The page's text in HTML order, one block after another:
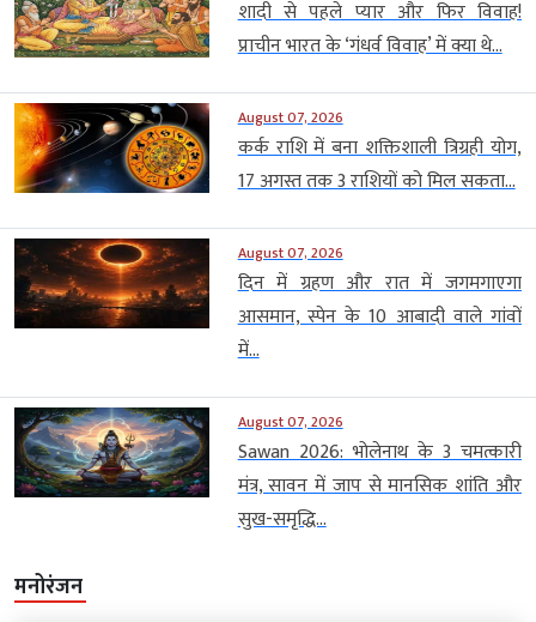
शादी से पहले प्यार और फिर विवाह!
प्राचीन भारत के ‘गंधर्व विवाह’ में क्या थे...
August 07, 2026
कर्क राशि में बना शक्तिशाली त्रिग्रही योग,
17 अगस्त तक 3 राशियों को मिल सकता...
August 07, 2026
दिन में ग्रहण और रात में जगमगाएगा
आसमान, स्पेन के 10 आबादी वाले गांवों
में...
August 07, 2026
Sawan 2026: भोलेनाथ के 3 चमत्कारी
मंत्र, सावन में जाप से मानसिक शांति और
सुख-समृद्धि...
मनोरंजन